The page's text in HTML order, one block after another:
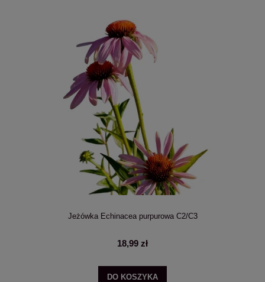
Jeżówka Echinacea purpurowa C2/C3
18,99 zł
DO KOSZYKA